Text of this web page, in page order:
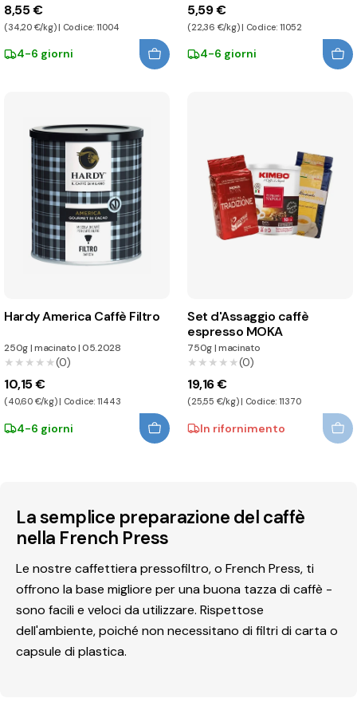
8,55 €
(34,20 €/kg) | Codice: 11004
4-6 giorni
5,59 €
(22,36 €/kg) | Codice: 11052
4-6 giorni
Hardy America Caffè Filtro
250g|macinato|05.2028
★★★★★
★★★★★(0)
10,15 €
(40,60 €/kg) | Codice: 11443
4-6 giorni
Set d'Assaggio caffè
espresso MOKA
750g|macinato
★★★★★
★★★★★(0)
19,16 €
(25,55 €/kg) | Codice: 11370
In rifornimento
La semplice preparazione del caffè
nella French Press
Le nostre caffettiera pressofiltro, o French Press, ti
offrono la base migliore per una buona tazza di caffè -
sono facili e veloci da utilizzare. Rispettose
dell'ambiente, poiché non necessitano di filtri di carta o
capsule di plastica.